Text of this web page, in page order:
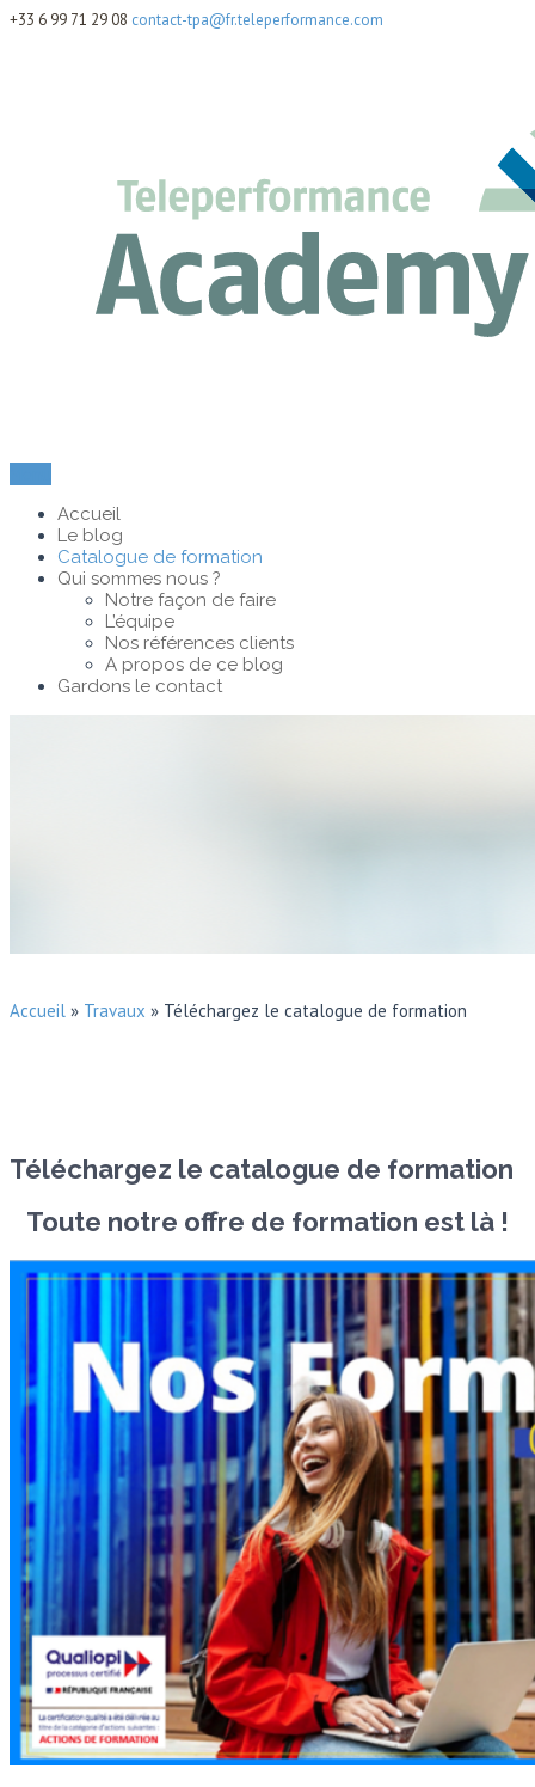
+33 6 99 71 29 08 contact-tpa@fr.teleperformance.com
Accueil
Le blog
Catalogue de formation
Qui sommes nous ?
Notre façon de faire
L’équipe
Nos références clients
A propos de ce blog
Gardons le contact
Accueil » Travaux » Téléchargez le catalogue de formation
Téléchargez le catalogue de formation
Toute notre offre de formation est là !